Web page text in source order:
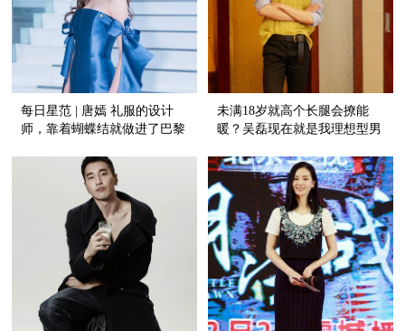
每日星范 | 唐嫣 礼服的设计
师，靠着蝴蝶结就做进了巴黎
未满18岁就高个长腿会撩能
暖？吴磊现在就是我理想型男